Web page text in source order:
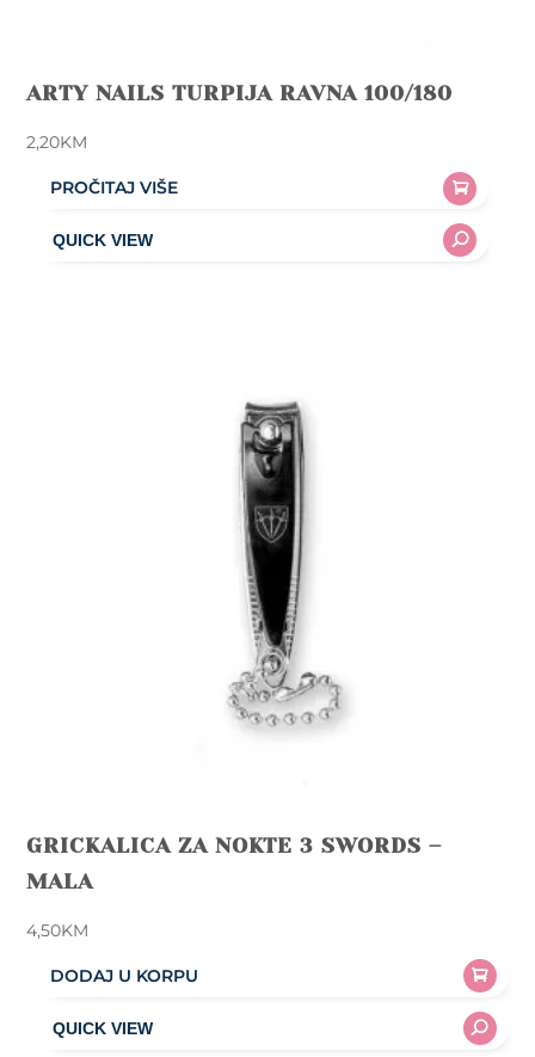
ARTY NAILS TURPIJA RAVNA 100/180
2,20KM
PROČITAJ VIŠE
GRICKALICA ZA NOKTE 3 SWORDS –
MALA
4,50KM
DODAJ U KORPU